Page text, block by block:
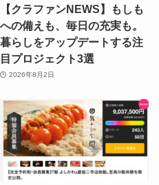
【クラファンNEWS】もしも
への備えも、毎日の充実も。
暮らしをアップデートする注
目プロジェクト3選
2026年8月2日